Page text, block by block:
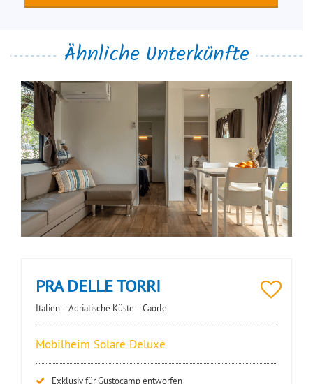
Ähnliche Unterkünfte
PRA DELLE TORRI
Italien - Adriatische Küste - Caorle
Mobilheim Solare Deluxe
Exklusiv für Gustocamp entworfen